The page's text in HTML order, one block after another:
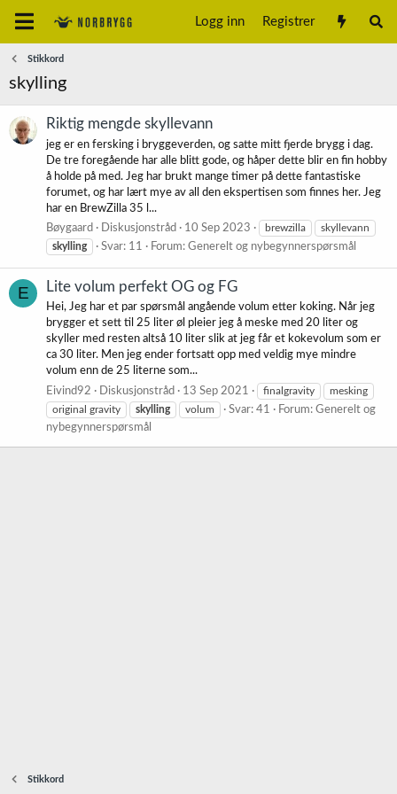
Logg inn Registrer
Stikkord
skylling
Riktig mengde skyllevann
jeg er en fersking i bryggeverden, og satte mitt fjerde brygg i dag.
De tre foregående har alle blitt gode, og håper dette blir en fin hobby
å holde på med. Jeg har brukt mange timer på dette fantastiske
forumet, og har lært mye av all den ekspertisen som finnes her. Jeg
har en BrewZilla 35 l...
Bøygaard
Diskusjonstråd 10 Sep 2023 brewzilla
skyllevann
skylling
Svar: 11 Forum: Generelt og nybegynnerspørsmål
E Lite volum perfekt OG og FG
Hei, Jeg har et par spørsmål angående volum etter koking. Når jeg
brygger et sett til 25 liter øl pleier jeg å meske med 20 liter og
skyller med resten altså 10 liter slik at jeg får et kokevolum som er
ca 30 liter. Men jeg ender fortsatt opp med veldig mye mindre
volum enn de 25 literne som...
Eivind92
Diskusjonstråd 13 Sep 2021 finalgravity
mesking
original gravity
skylling volum Svar: 41 Forum: Generelt og
nybegynnerspørsmål
Stikkord